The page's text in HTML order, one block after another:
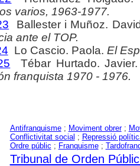
varios, 1963-1977.
Ballester i Muñoz.
ante el TOP.
Lo Cascio. Paola. El
Tébar Hurtado.
franquista 1970 - 1976.
Antifranquisme; Moviment obrer;
Conflictivitat social ; Repressió
Ordre públic ; Franquisme;
Tribunal de Orden